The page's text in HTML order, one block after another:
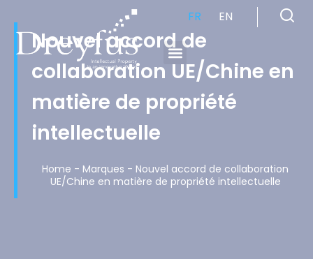
FR EN
Nouvel accord de
collaboration UE/Chine en
matière de propriété
intellectuelle
Home - Marques - Nouvel accord de collaboration
UE/Chine en matière de propriété intellectuelle